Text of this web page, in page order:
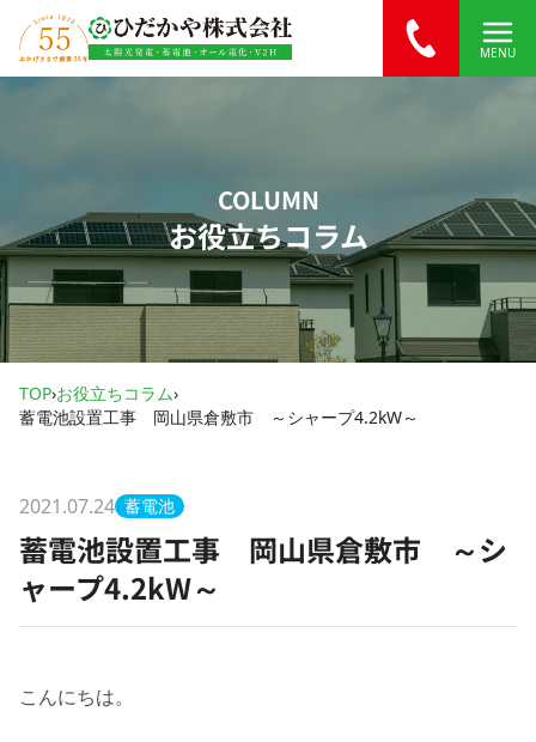
内容をスキップ
MENU
COLUMN
お役立ちコラム
TOP›お役立ちコラム›
蓄電池設置工事 岡山県倉敷市 ～シャープ4.2kW～
2021.07.24 蓄電池
蓄電池設置工事 岡山県倉敷市 ～シ
ャープ4.2kW～
こんにちは。